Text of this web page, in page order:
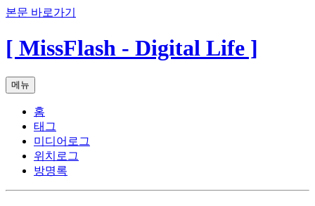
본문 바로가기
[ MissFlash - Digital Life ]
메뉴
홈
태그
미디어로그
위치로그
방명록